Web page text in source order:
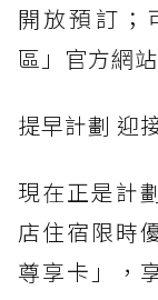
開放預訂；
區」官方網
提早計劃 迎
現在正是計
店住宿限時
尊享卡」，